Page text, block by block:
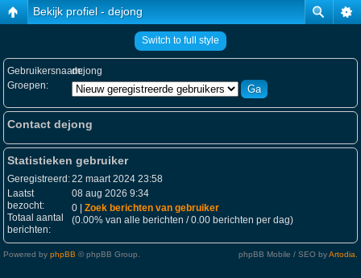
Bekijk profiel - dejong
Switch to full style
Gebruikersnaam:dejong
Groepen:
Contact dejong
Statistieken gebruiker
Geregistreerd:22 maart 2024 23:58
Laatst
bezocht:
08 aug 2026 9:34
Totaal aantal
berichten:
0 | Zoek berichten van gebruiker
(0.00% van alle berichten / 0.00 berichten per dag)
Powered by phpBB © phpBB Group. phpBB Mobile / SEO byArtodia